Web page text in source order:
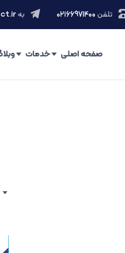
تلفن ۰۲۱66971400 به
صفحه اصلی خدمات